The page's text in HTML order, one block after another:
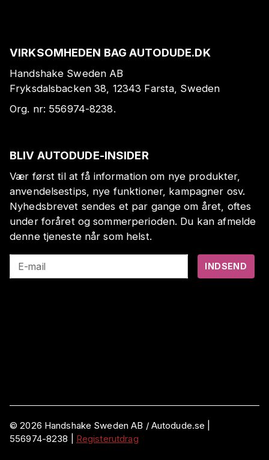
VIRKSOMHEDEN BAG AUTODUDE.DK
Handshake Sweden AB
Fryksdalsbacken 38, 12343 Farsta, Sweden
Org. nr: 556974-8238.
BLIV AUTODUDE-INSIDER
Vær først til at få information om nye produkter,
anvendelsestips, nye funktioner, kampagner osv.
Nyhedsbrevet sendes et par gange om året, oftes
under foråret og sommerperioden. Du kan afmelde
denne tjeneste når som helst.
E-mail INDSEND
©2026 Handshake Sweden AB / Autodude.se |
556974-8238
Registerutdrag